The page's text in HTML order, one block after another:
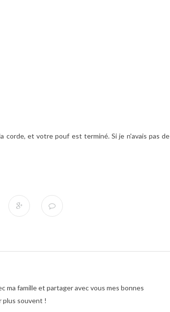
corde, et votre pouf est terminé. Si je n'avais pas de
ma famille et partager avec vous mes bonnes
plus souvent !